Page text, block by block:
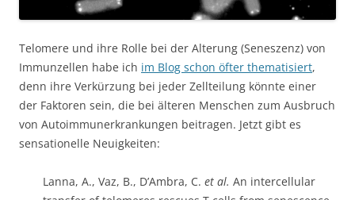
Telomere und ihre Rolle bei der Alterung (Seneszenz) von
Immunzellen habe ich im Blog schon öfter thematisiert,
denn ihre Verkürzung bei jeder Zellteilung könnte einer
der Faktoren sein, die bei älteren Menschen zum Ausbruch
von Autoimmunerkrankungen beitragen. Jetzt gibt es
sensationelle Neuigkeiten:
Lanna, A., Vaz, B., D’Ambra, C. et al. An intercellular